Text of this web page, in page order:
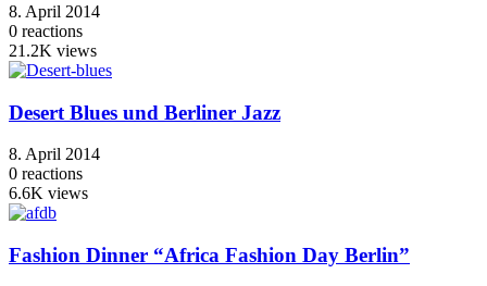
8. April 2014
0 reactions
21.2K views
Desert Blues und Berliner Jazz
8. April 2014
0 reactions
6.6K views
Fashion Dinner “Africa Fashion Day Berlin”